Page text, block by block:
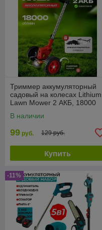
Триммер аккумуляторный
садовый на колесах Lithium
Lawn Mower 2 АКБ, 18000
СЪЕМНЫЕ)
В наличии
99 руб. 129 руб.
Купить
-11%